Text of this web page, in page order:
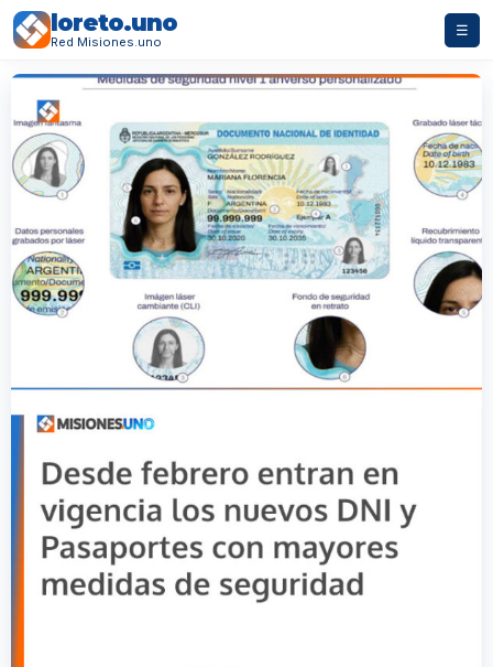
loreto.uno
Red Misiones.uno
☰